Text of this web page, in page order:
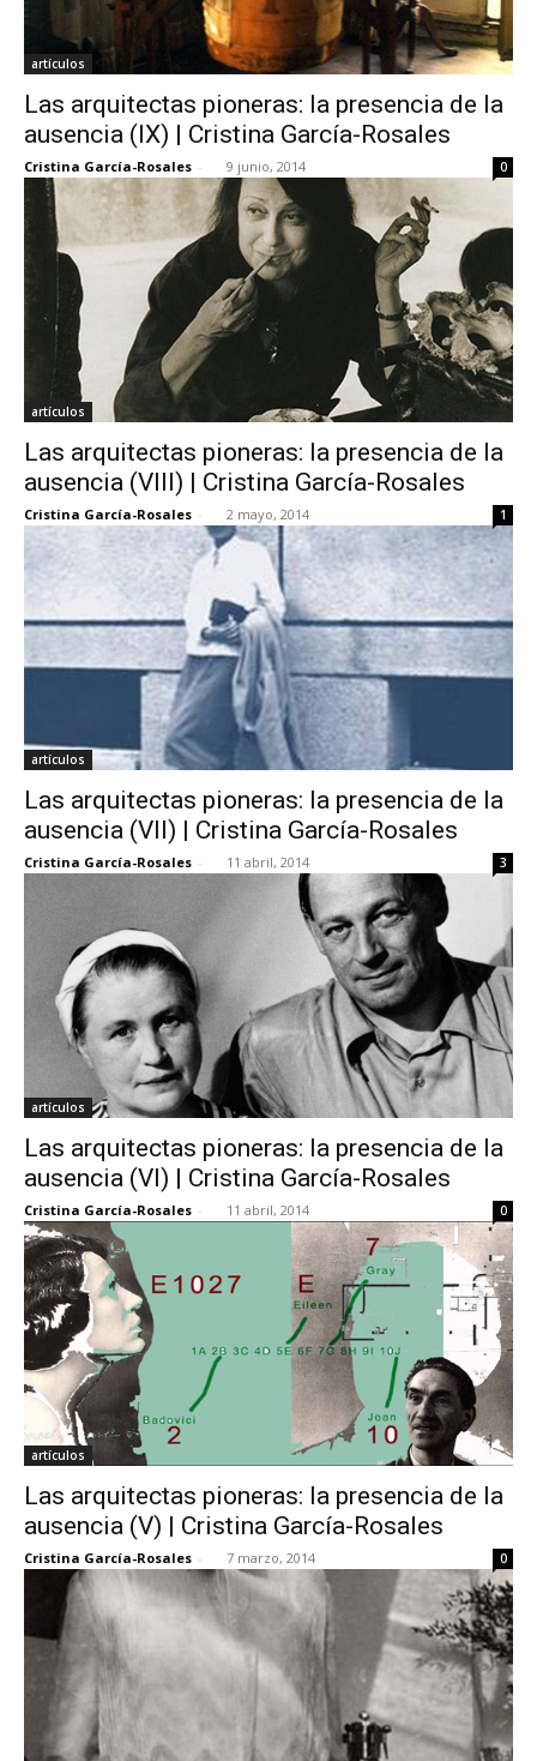
artículos
Las arquitectas pioneras: la presencia de la
ausencia (IX) | Cristina García-Rosales
Cristina García-Rosales - 9 junio, 2014 0
artículos
Las arquitectas pioneras: la presencia de la
ausencia (VIII) | Cristina García-Rosales
Cristina García-Rosales - 2 mayo, 2014 1
artículos
Las arquitectas pioneras: la presencia de la
ausencia (VII) | Cristina García-Rosales
Cristina García-Rosales - 11 abril, 2014 3
artículos
Las arquitectas pioneras: la presencia de la
ausencia (VI) | Cristina García-Rosales
Cristina García-Rosales - 11 abril, 2014 0
artículos
Las arquitectas pioneras: la presencia de la
ausencia (V) | Cristina García-Rosales
Cristina García-Rosales - 7 marzo, 2014 0